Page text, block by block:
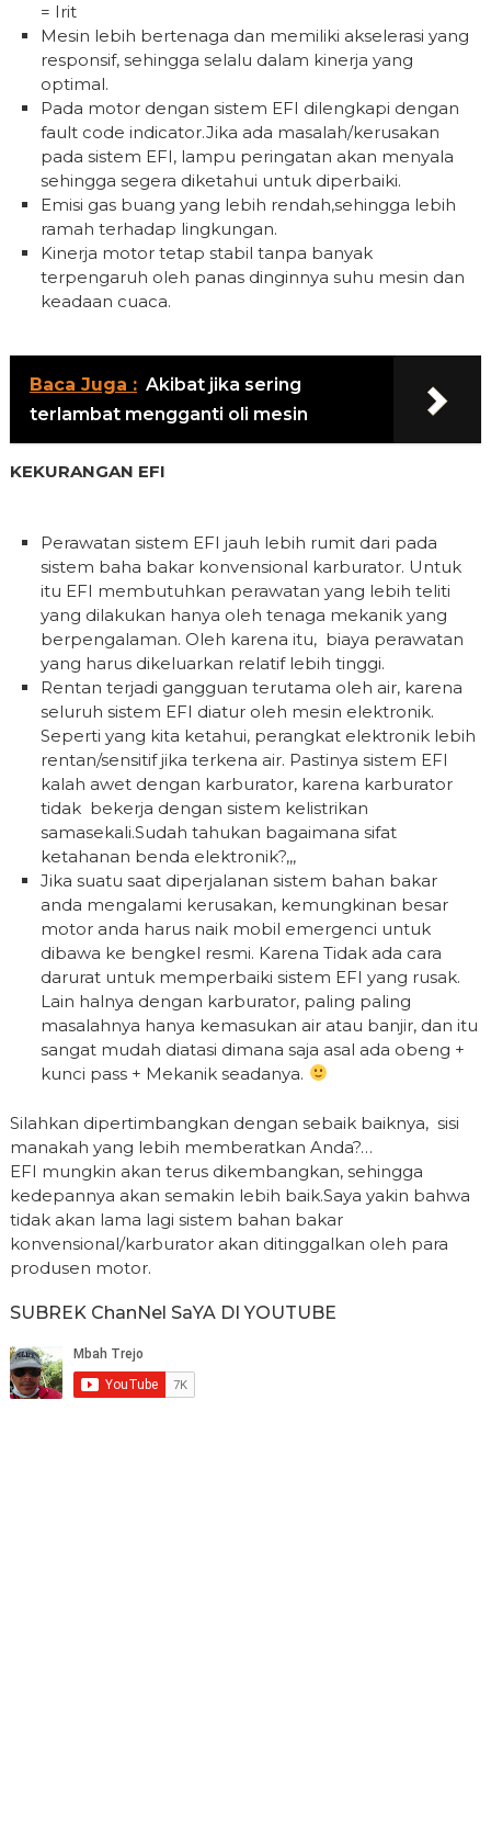
= Irit
Mesin lebih bertenaga dan memiliki akselerasi yang
responsif, sehingga selalu dalam kinerja yang
optimal.
Pada motor dengan sistem EFI dilengkapi dengan
fault code indicator.Jika ada masalah/kerusakan
pada sistem EFI, lampu peringatan akan menyala
sehingga segera diketahui untuk diperbaiki.
Emisi gas buang yang lebih rendah,sehingga lebih
ramah terhadap lingkungan.
Kinerja motor tetap stabil tanpa banyak
terpengaruh oleh panas dinginnya suhu mesin dan
keadaan cuaca.
Baca Juga : Akibat jika sering
terlambat mengganti oli mesin
KEKURANGAN EFI
Perawatan sistem EFI jauh lebih rumit dari pada
sistem baha bakar konvensional karburator. Untuk
itu EFI membutuhkan perawatan yang lebih teliti
yang dilakukan hanya oleh tenaga mekanik yang
berpengalaman. Oleh karena itu, biaya perawatan
yang harus dikeluarkan relatif lebih tinggi.
Rentan terjadi gangguan terutama oleh air, karena
seluruh sistem EFI diatur oleh mesin elektronik.
Seperti yang kita ketahui, perangkat elektronik lebih
rentan/sensitif jika terkena air. Pastinya sistem EFI
kalah awet dengan karburator, karena karburator
tidak bekerja dengan sistem kelistrikan
samasekali.Sudah tahukan bagaimana sifat
ketahanan benda elektronik?,,,
Jika suatu saat diperjalanan sistem bahan bakar
anda mengalami kerusakan, kemungkinan besar
motor anda harus naik mobil emergenci untuk
dibawa ke bengkel resmi. Karena Tidak ada cara
darurat untuk memperbaiki sistem EFI yang rusak.
Lain halnya dengan karburator, paling paling
masalahnya hanya kemasukan air atau banjir, dan itu
sangat mudah diatasi dimana saja asal ada obeng +
kunci pass + Mekanik seadanya.
Silahkan dipertimbangkan dengan sebaik baiknya, sisi
manakah yang lebih memberatkan Anda?…
EFI mungkin akan terus dikembangkan, sehingga
kedepannya akan semakin lebih baik.Saya yakin bahwa
tidak akan lama lagi sistem bahan bakar
konvensional/karburator akan ditinggalkan oleh para
produsen motor.
SUBREK ChanNel SaYA DI YOUTUBE